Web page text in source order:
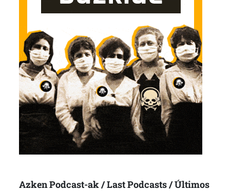
Azken Podcast-ak / Last Podcasts / Últimos